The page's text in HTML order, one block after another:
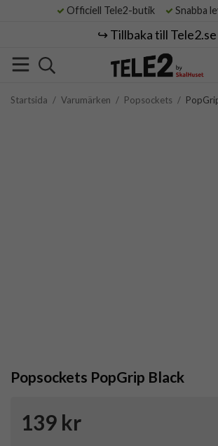
Officiell Tele2-butik Snabba
↪️ Tillbaka till Tele2.se
Startsida / Varumärken / Popsockets /
Popsockets PopGrip Black
139 kr